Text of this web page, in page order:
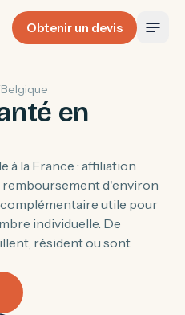
Obtenir un devis
Belgique
en
à la France : affiliation
remboursement d'environ
utile pour
individuelle. De
résident ou sont